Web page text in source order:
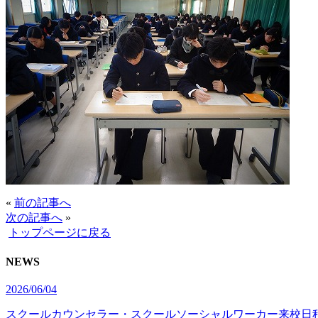
« 前の記事へ
次の記事へ »
トップページに戻る
NEWS
2026/06/04
スクールカウンセラー・スクールソーシャルワーカー来校日